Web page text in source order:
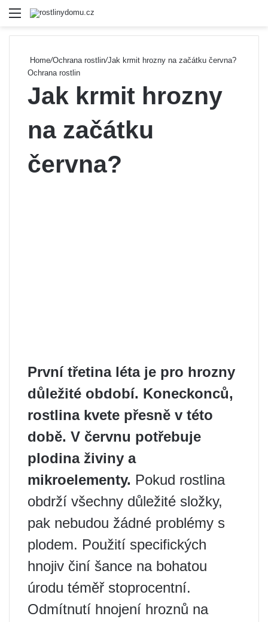
Menu
Home/Ochrana rostlin/Jak krmit hrozny na začátku června?
Ochrana rostlin
Jak krmit hrozny
na začátku
června?
První třetina léta je pro hrozny
důležité období. Koneckonců,
rostlina kvete přesně v této
době. V červnu potřebuje
plodina živiny a
mikroelementy. Pokud rostlina
obdrží všechny důležité složky,
pak nebudou žádné problémy s
plodem. Použití specifických
hnojiv činí šance na bohatou
úrodu téměř stoprocentní.
Odmítnutí hnojení hroznů na